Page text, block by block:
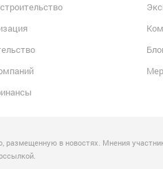
в новостях. Мнения